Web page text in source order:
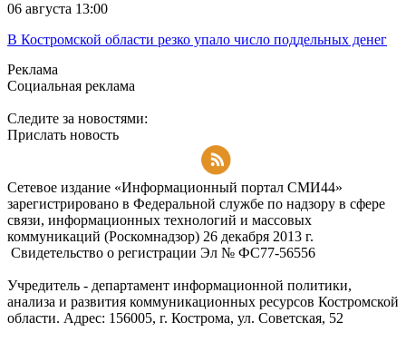
06 августа 13:00
В Костромской области резко упало число поддельных денег
Реклама
Социальная реклама
Следите за новостями:
Прислать новость
Сетевое издание «Информационный портал СМИ44»
зарегистрировано в Федеральной службе по надзору в сфере
связи, информационных технологий и массовых
коммуникаций (Роскомнадзор) 26 декабря 2013 г.
Свидетельство о регистрации Эл № ФC77-56556
Учредитель - департамент информационной политики,
анализа и развития коммуникационных ресурсов Костромской
области. Адрес: 156005, г. Кострома, ул. Советская, 52